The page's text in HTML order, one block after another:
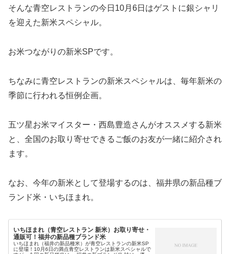
そんな青空レストランの今日10月6日はゲストに銀シャリ
を迎えた新米スペシャル。
お米つながりの新米SPです。
ちなみに青空レストランの新米スペシャルは、毎年新米の
季節に行われる恒例企画。
五ツ星お米マイスター・西島豊造さんがオススメする新米
と、全国のお取り寄せできるご飯のお友が一緒に紹介され
ます。
なお、今年の新米として登場するのは、福井県の新品種ブ
ランド米・いちほまれ。
いちほまれ（青空レストラン 新米）お取り寄せ・
通販可！福井の新品種ブランド米
いちほまれ（福井の新品種米）が青空レストランの新米SP
に登場！10月6日の満点青空レストランは新米スペシャルで